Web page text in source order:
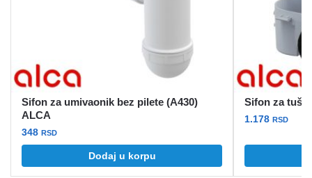
Sifon za umivaonik bez pilete (A430)
ALCA
348 RSD
Dodaj u korpu
Sifon za tuš
1.178 RSD